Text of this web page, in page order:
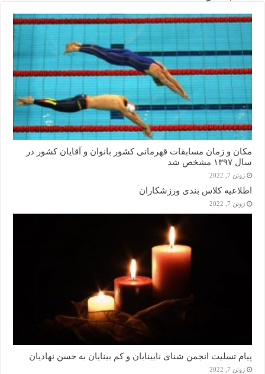
مکان و زمان مسابقات قهرمانی کشور بانوان و آقایان کشور در
سال ۱۳۹۷ مشخص شد
ژوئن 7, 2022
اطلاعیه کلاس بندی ورزشکاران
ژوئن 7, 2022
پیام تسلیت انجمن شنای نابینایان و کم بینایان به حسن نهادیان
ژوئن 7, 2022